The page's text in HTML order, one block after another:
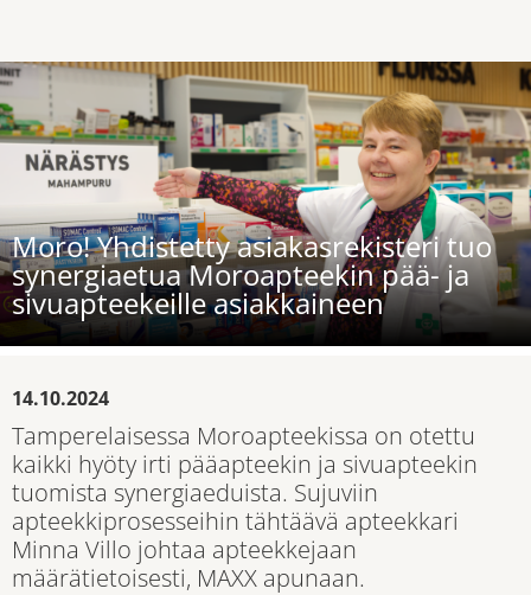
Moro! Yhdistetty asiakasrekisteri tuo
synergiaetua Moroapteekin pää- ja
sivuapteekeille asiakkaineen
14.10.2024
Tamperelaisessa Moroapteekissa on otettu
kaikki hyöty irti pääapteekin ja sivuapteekin
tuomista synergiaeduista. Sujuviin
apteekkiprosesseihin tähtäävä apteekkari
Minna Villo johtaa apteekkejaan
määrätietoisesti, MAXX apunaan.